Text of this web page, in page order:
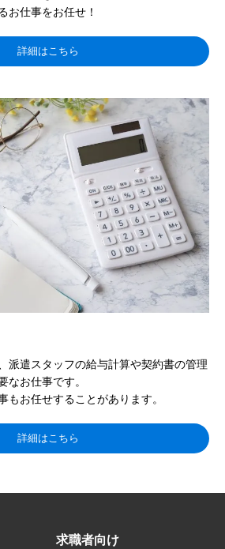
お仕事をお任せ！
詳細はこちら
派遣スタッフの給与計算や契約書の管理
なお仕事です。
もお任せすることがあります。
詳細はこちら
求職者向け